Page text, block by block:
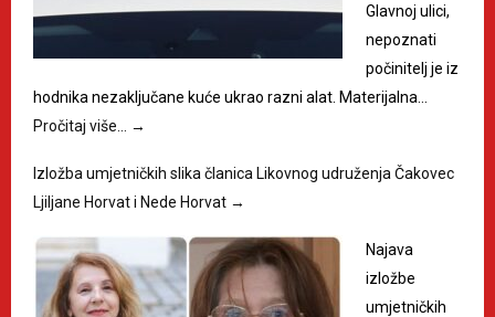
Glavnoj ulici,
nepoznati
počinitelj je iz
hodnika nezaključane kuće ukrao razni alat. Materijalna…
Pročitaj više…
→
Izložba umjetničkih slika članica Likovnog udruženja Čakovec
Ljiljane Horvat i Nede Horvat →
Najava
izložbe
umjetničkih